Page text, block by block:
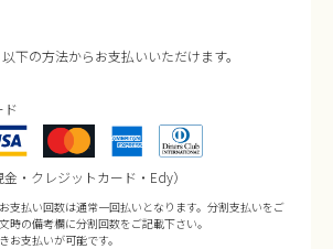
下の方法からお支払いいただけます。
ド
・クレジットカード・Edy）
支払い回数は通常一回払いとなります。分割支払いをご
時の備考欄に分割回数をご記載下さい。
お支払いが可能です。